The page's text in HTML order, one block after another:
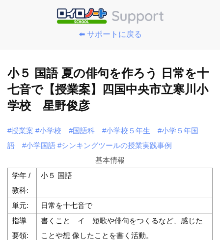
⬅️ サポートに戻る
小５ 国語 夏の俳句を作ろう 日常を十
七音で【授業案】四国中央市立寒川小
学校 星野俊彦
#授業案 #小学校 #国語科 #小学校５年生
#小学５年国
語
#小学国語 #シンキングツールの授業実践事例
基本情報
学年 /
教科:
小５ 国語
単元:
日常を十七音で
指導
要領:
書くこと イ 短歌や俳句をつくるなど、感じた
ことや想 像したことを書く活動。